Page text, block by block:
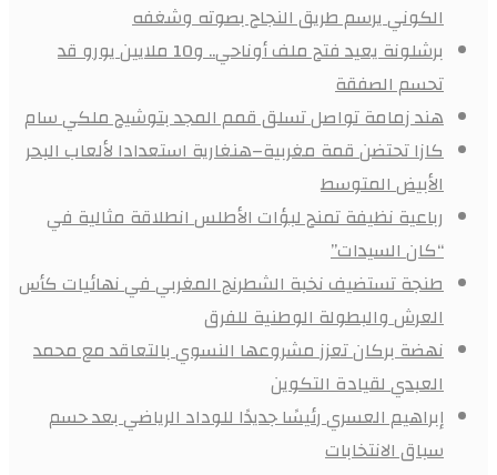
الكوني يرسم طريق النجاح بصوته وشغفه
برشلونة يعيد فتح ملف أوناحي.. و10 ملايين يورو قد
تحسم الصفقة
هند زمامة تواصل تسلق قمم المجد بتوشيح ملكي سام
كازا تحتضن قمة مغربية–هنغارية استعدادا لألعاب البحر
الأبيض المتوسط
رباعية نظيفة تمنح لبؤات الأطلس انطلاقة مثالية في
“كان السيدات”
طنجة تستضيف نخبة الشطرنج المغربي في نهائيات كأس
العرش والبطولة الوطنية للفرق
نهضة بركان تعزز مشروعها النسوي بالتعاقد مع محمد
العبدي لقيادة التكوين
إبراهيم العسري رئيسًا جديدًا للوداد الرياضي بعد حسم
سباق الانتخابات